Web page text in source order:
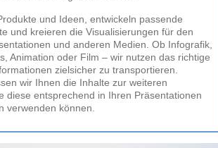
und Ideen, entwickeln passende
und kreieren die Visualisierungen für den
und anderen Medien. Ob Infografik,
Animation oder Film – wir nutzen das richtige
zielsicher zu transportieren.
wir Ihnen die Inhalte zur weiteren
diese entsprechend in Ihren Präsentationen
verwenden können.